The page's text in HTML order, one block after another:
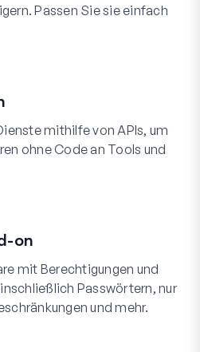
Passen Sie sie einfach
mithilfe von APIs, um
ohne Code an Tools und
on
mit Berechtigungen und
Passwörtern, nur
und mehr.